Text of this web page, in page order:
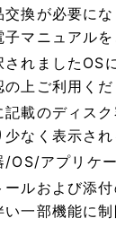
換が必要に
マニュアルを
されましたOS
上ご利用くだ
載のディス
なく表示され
OS/アプリケ
ールおよび添
一部機能に